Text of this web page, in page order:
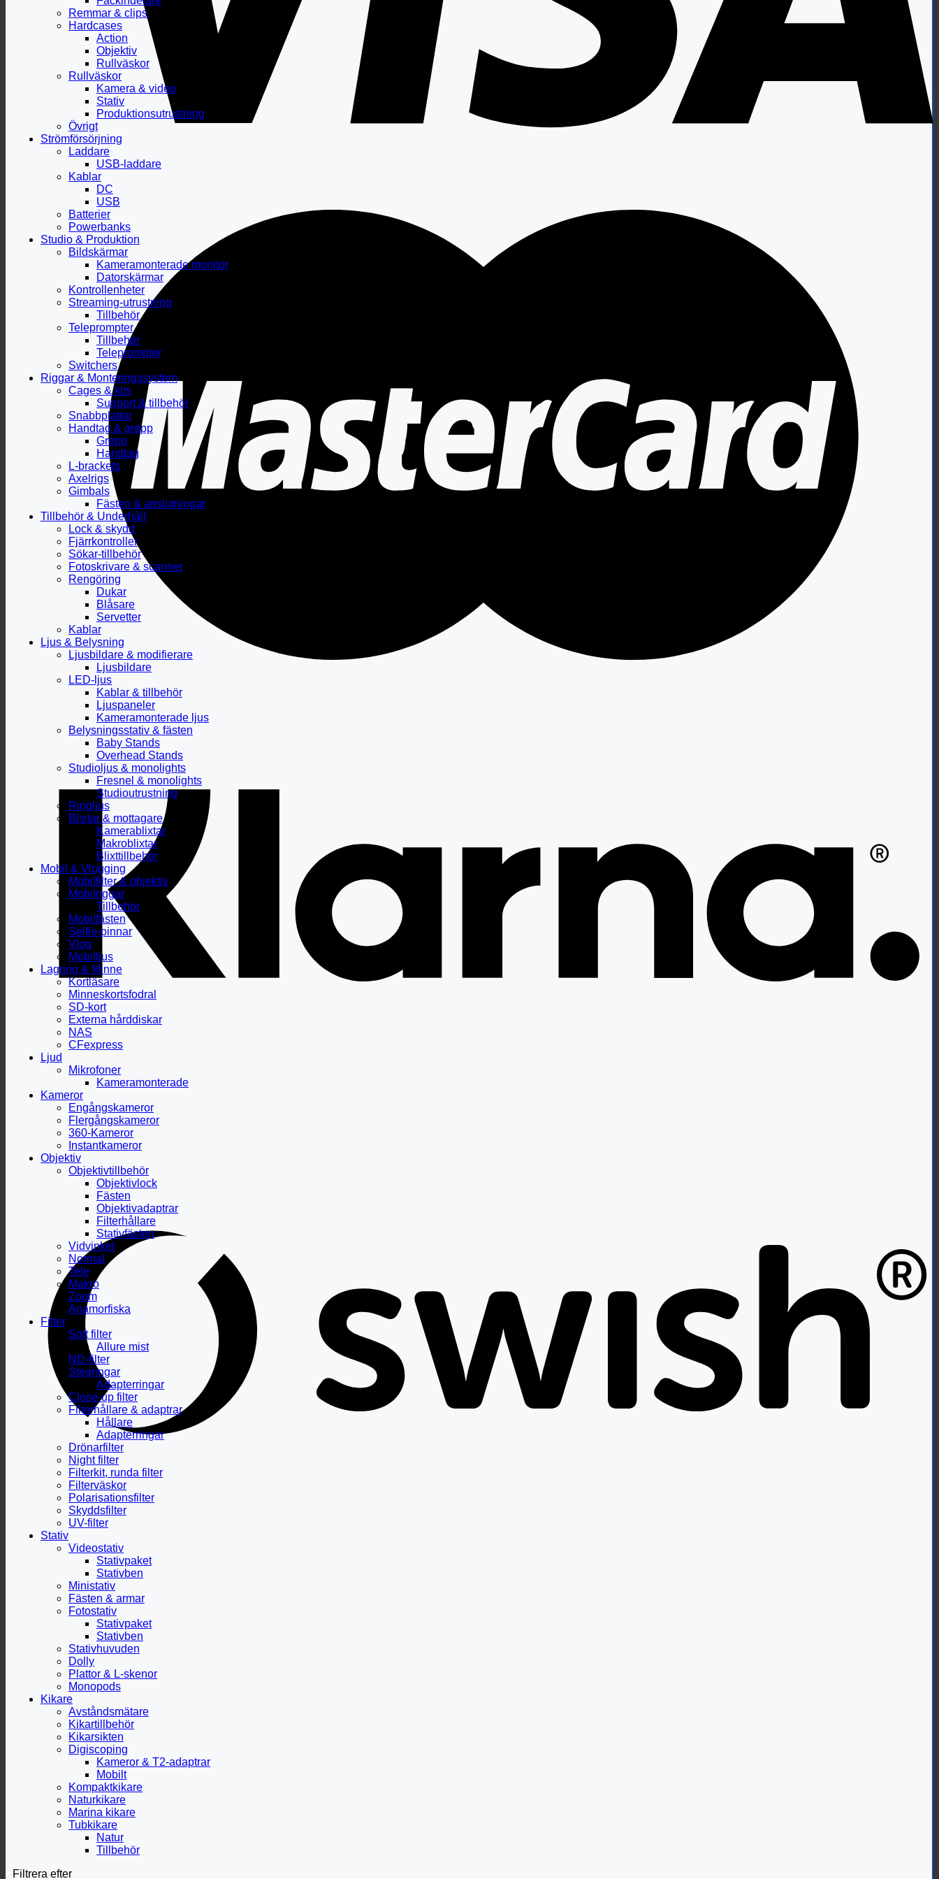
Remmar & clips
Hardcases
Action
Objektiv
Rullväskor
Rullväskor
Kamera & video
Stativ
Produktionsutrustning
Övrigt
Strömförsörjning
Laddare
USB-laddare
Kablar
DC
USB
Batterier
Powerbanks
Studio & Produktion
Bildskärmar
Kameramonterade monitor
Datorskärmar
Kontrollenheter
Streaming-utrustning
Tillbehör
Teleprompter
Tillbehör
Teleprompter
Switchers
Riggar & Monteringssystem
Cages & kits
Support & tillbehör
Snabbplattor
Handtag & grepp
Grepp
Handtag
L-brackets
Axelrigs
Gimbals
Fästen & anslutningar
Tillbehör & Underhåll
Lock & skydd
Fjärrkontroller
Sökar-tillbehör
Fotoskrivare & scanner
Rengöring
Dukar
Blåsare
Servetter
Kablar
Ljus & Belysning
Ljusbildare & modifierare
Ljusbildare
LED-ljus
Kablar & tillbehör
Ljuspaneler
Kameramonterade ljus
Belysningsstativ & fästen
Baby Stands
Overhead Stands
Studioljus & monolights
Fresnel & monolights
Studioutrustning
Ringljus
Blixtar & mottagare
Kamerablixtar
Makroblixtar
Blixttillbehör
Mobil & Vlogging
Mobilfilter & objektiv
Mobilriggar
Tillbehör
Mobilfästen
Selfie-pinnar
Vlog
Mobilljus
Lagring & Minne
Kortläsare
Minneskortsfodral
SD-kort
Externa hårddiskar
NAS
CFexpress
Ljud
Mikrofoner
Kameramonterade
Kameror
Engångskameror
Flergångskameror
360-Kameror
Instantkameror
Objektiv
Objektivtillbehör
Objektivlock
Fästen
Objektivadaptrar
Filterhållare
Stativfästen
Vidvinkel
Normal
Tele
Makro
Zoom
Anamorfiska
Filter
Soft filter
Allure mist
ND-filter
Stegringar
Adapterringar
Close-up filter
Filterhållare & adaptrar
Hållare
Adapterringar
Drönarfilter
Night filter
Filterkit, runda filter
Filterväskor
Polarisationsfilter
Skyddsfilter
UV-filter
Stativ
Videostativ
Stativpaket
Stativben
Ministativ
Fästen & armar
Fotostativ
Stativpaket
Stativben
Stativhuvuden
Dolly
Plattor & L-skenor
Monopods
Kikare
Avståndsmätare
Kikartillbehör
Kikarsikten
Digiscoping
Kameror & T2-adaptrar
Mobilt
Kompaktkikare
Naturkikare
Marina kikare
Tubkikare
Natur
Tillbehör
Filtrera efter